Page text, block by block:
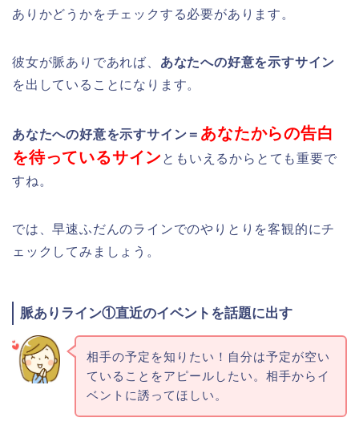
ありかどうかをチェックする必要があります。
彼女が脈ありであれば、 あなたへの好意を示すサイン
を出していることになります。
あなたへの好意を示すサイン＝ あなたからの告白
を待っているサイン ともいえるからとても重要で
すね。
では、早速ふだんのラインでのやりとりを客観的にチ
ェックしてみましょう。
脈ありライン①直近のイベントを話題に出す
相手の予定を知りたい！自分は予定が空い
ていることをアピールしたい。相手からイ
ベントに誘ってほしい。